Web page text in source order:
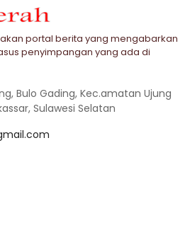
portal berita yang mengabarkan
penyimpangan yang ada di
Bulo Gading, Kec.amatan Ujung
Sulawesi Selatan